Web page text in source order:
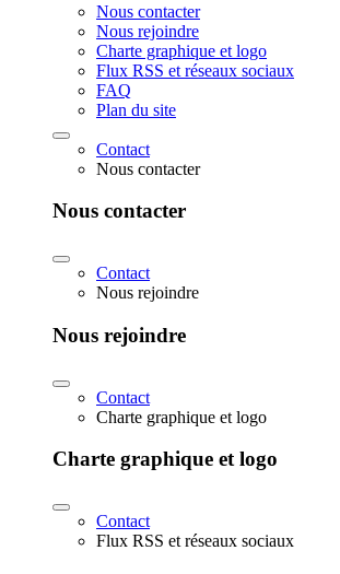
Nous contacter
Nous rejoindre
Charte graphique et logo
Flux RSS et réseaux sociaux
FAQ
Plan du site
Contact
Nous contacter
Nous contacter
Contact
Nous rejoindre
Nous rejoindre
Contact
Charte graphique et logo
Charte graphique et logo
Contact
Flux RSS et réseaux sociaux